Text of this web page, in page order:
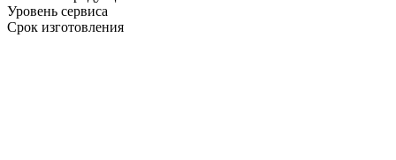
Уровень сервиса
Срок изготовления